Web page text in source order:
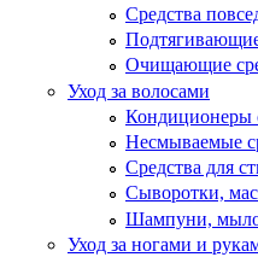
Средства
Подтягивающие
Очищающие
Уход за волосами
Кондиционеры
Несмываемые
Средства для
Сыворотки,
Шампуни,
Уход за ногами и